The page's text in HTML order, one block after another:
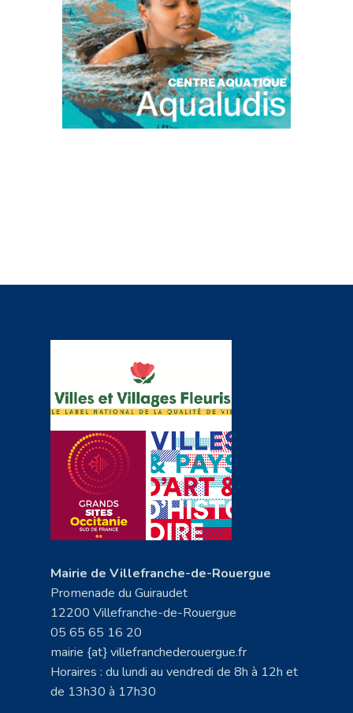
Mairie de Villefranche-de-Rouergue
Promenade du Guiraudet
12200 Villefranche-de-Rouergue
05 65 65 16 20
mairie {at} villefranchederouergue.fr
Horaires : du lundi au vendredi de 8h à 12h et
de 13h30 à 17h30